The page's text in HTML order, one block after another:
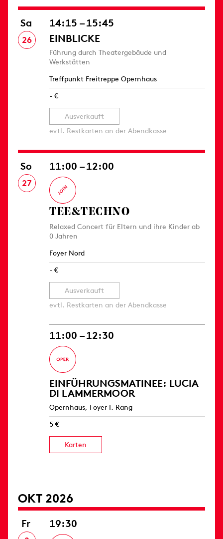
Sa
26
14:15 – 15:45
EINBLICKE
Führung durch Theatergebäude und
Werkstätten
Treffpunkt Freitreppe Opernhaus
- €
Ausverkauft
evtl. Restkarten an der Abendkasse
So
27
11:00 – 12:00
TEE&TECHNO
Relaxed Concert für Eltern und ihre Kinder ab
0 Jahren
Foyer Nord
- €
Ausverkauft
evtl. Restkarten an der Abendkasse
11:00 – 12:30
EINFÜHRUNGS­MATINEE: LUCIA
DI LAMMERMOOR
Opernhaus, Foyer I. Rang
5 €
Karten
OKT 2026
Fr 19:30